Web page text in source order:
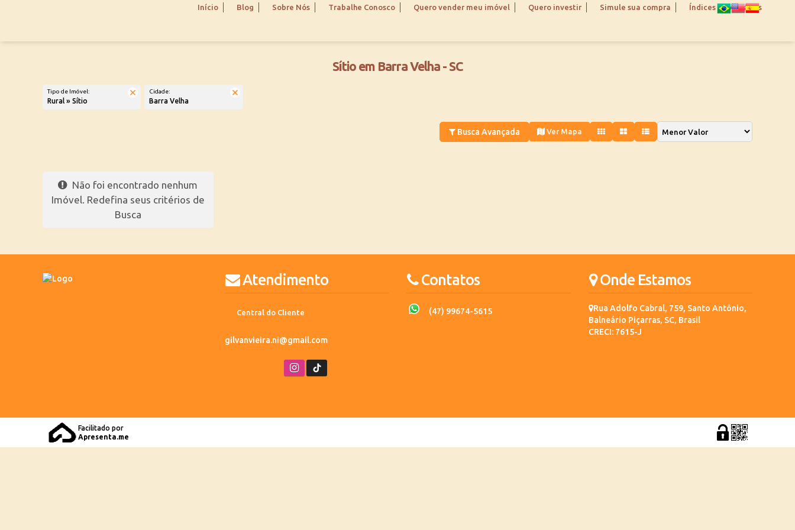
Blog Sobre Nós Trabalhe Conosco Quero vender meu imóvel Quero investir Simule sua compra Índices Imobiliários
Início
Sítio em Barra Velha - SC
Tipo de Imóvel:
Rural » Sítio
Cidade:
Barra Velha
Busca Avançada Ver Mapa
Não foi encontrado nenhum
Imóvel. Redefina seus critérios de
Busca
Atendimento
Central do Cliente
gilvanvieira.ni@gmail.com
Contatos
(47) 99674-5615
Onde Estamos
Rua Adolfo Cabral, 759, Santo Antônio,
Balneário Piçarras, SC, Brasil
CRECI: 7615-J